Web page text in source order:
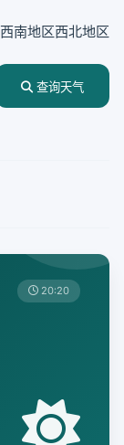
西南地区西北地区
查询天气
20:20